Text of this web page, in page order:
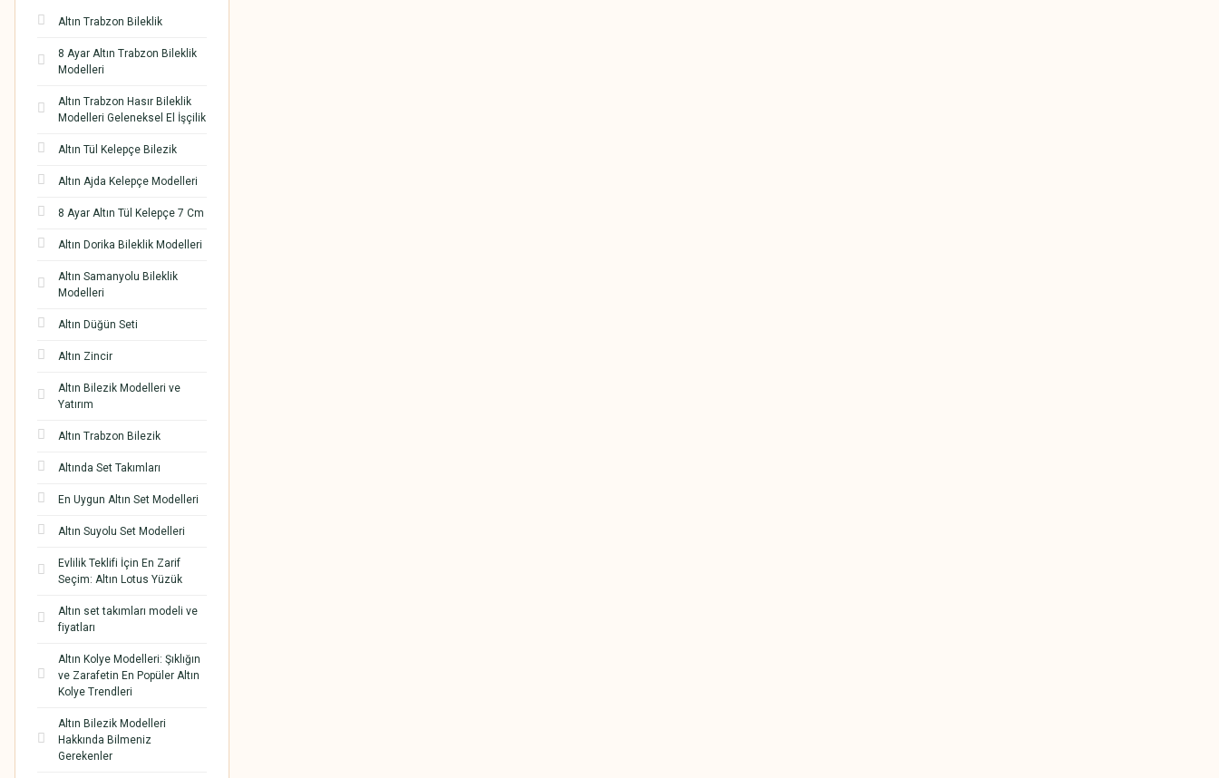
Altın Trabzon Bileklik
8 Ayar Altın Trabzon Bileklik
Modelleri
Altın Trabzon Hasır Bileklik
Modelleri Geleneksel El İşçilik
Altın Tül Kelepçe Bilezik
Altın Ajda Kelepçe Modelleri
8 Ayar Altın Tül Kelepçe 7 Cm
Altın Dorika Bileklik Modelleri
Altın Samanyolu Bileklik
Modelleri
Altın Düğün Seti
Altın Zincir
Altın Bilezik Modelleri ve
Yatırım
Altın Trabzon Bilezik
Altında Set Takımları
En Uygun Altın Set Modelleri
Altın Suyolu Set Modelleri
Evlilik Teklifi İçin En Zarif
Seçim: Altın Lotus Yüzük
Altın set takımları modeli ve
fiyatları
Altın Kolye Modelleri: Şıklığın
ve Zarafetin En Popüler Altın
Kolye Trendleri
Altın Bilezik Modelleri
Hakkında Bilmeniz
Gerekenler